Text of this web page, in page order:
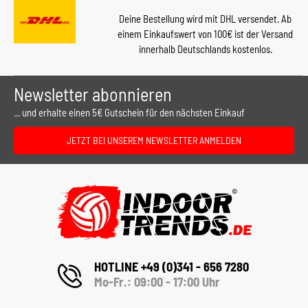
Deine Bestellung wird mit DHL versendet. Ab
einem Einkaufswert von 100€ ist der Versand
innerhalb Deutschlands kostenlos.
Newsletter abonnieren
... und erhalte einen 5€ Gutschein für den nächsten Einkauf
JETZT BEI UNSEREM NEWSLETTER ANMELDEN
HOTLINE +49 (0)341 - 656 7280
Mo-Fr.: 09:00 - 17:00 Uhr